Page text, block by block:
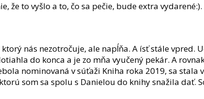
že to vyšlo a to, čo sa pečie, bude extra vydarené:).
nás nezotročuje, ale napĺňa. A ísť stále vpred.
do konca a je zo mňa vyučený pekár. A
nominovaná v súťaži Kniha roka 2019, sa
som sa spolu s Danielou do knihy snažila dať.